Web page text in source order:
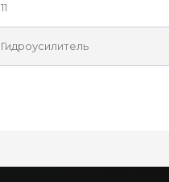
11
Гидроусилитель